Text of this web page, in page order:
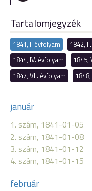
Tartalomjegyzék
1841, I. évfolyam 1842,
1844, IV. évfolyam
1845,
1847, VII. évfolyam
január
1. szám, 1841-01-05
2. szám, 1841-01-08
3. szám, 1841-01-12
4. szám, 1841-01-15
február